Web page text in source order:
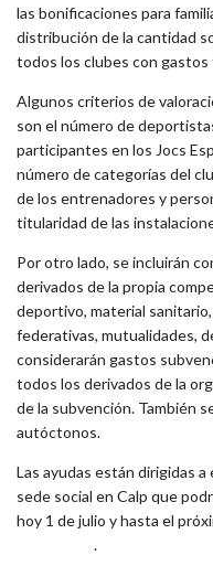
las bonificaciones para
distribución de la cantidad
todos los clubes con gastos
Algunos criterios de
son el número de
participantes en los Jocs
número de categorías del
de los entrenadores y
titularidad de las
Por otro lado, se incluirán
derivados de la propia
deportivo, material
federativas, mutualidades,
considerarán gastos
todos los derivados de la
de la subvención. También
autóctonos.
Las ayudas están dirigidas
sede social en Calp que
hoy 1 de julio y hasta el
.